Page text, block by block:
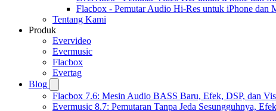
Flacbox - Pemutar Audio Hi-Res untuk iPhone dan
Tentang Kami
Produk
Evervideo
Evermusic
Flacbox
Evertag
Blog
Flacbox 7.6: Mesin Audio BASS Baru, Efek, DSP, dan
Evermusic 8.7: Pemutaran Tanpa Jeda Sesungguhnya,